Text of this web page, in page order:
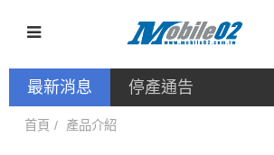
最新消息 停產通告
首頁 產品介紹